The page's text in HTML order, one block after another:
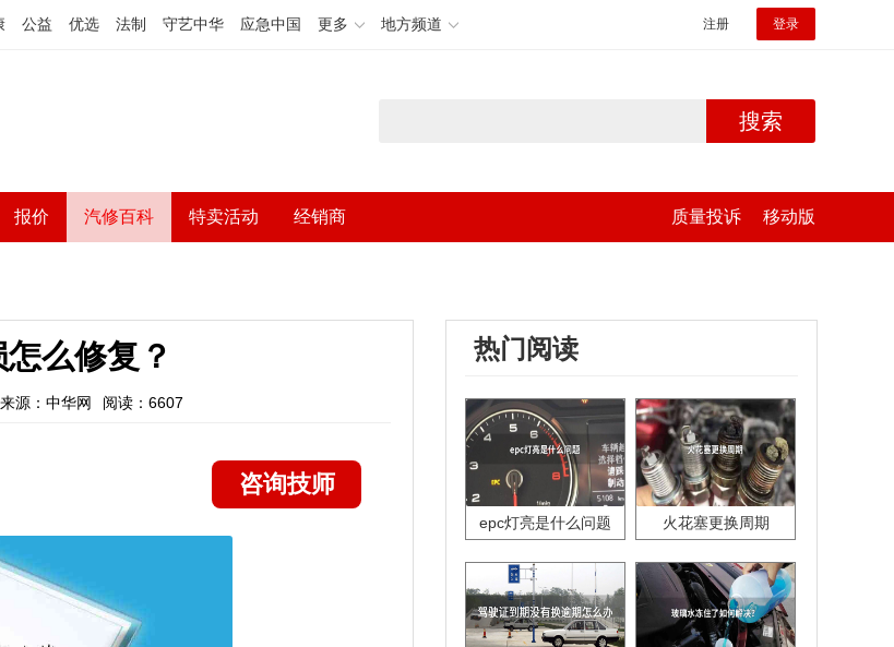
公益 优选 法制 守艺中华 应急中国 更多 地方频道 注册 登录
搜索
报价 汽修百科 特卖活动 经销商 质量投诉 移动版
么修复？
来源：中华网 阅读：6607
咨询技师
热门阅读
epc灯亮是什么问题 火花塞更换周期